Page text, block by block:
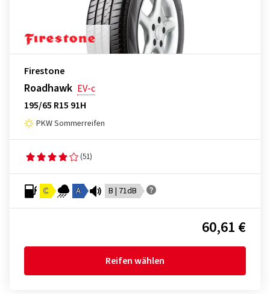
Firestone
Roadhawk EV-c
195/65 R15 91H
PKW Sommerreifen
(51)
C A B | 71dB
60,61 €
Reifen wählen